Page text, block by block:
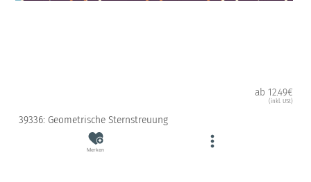
ab 12.49€
(inkl. USt)
39336: Geometrische Sternstreuung
Merken